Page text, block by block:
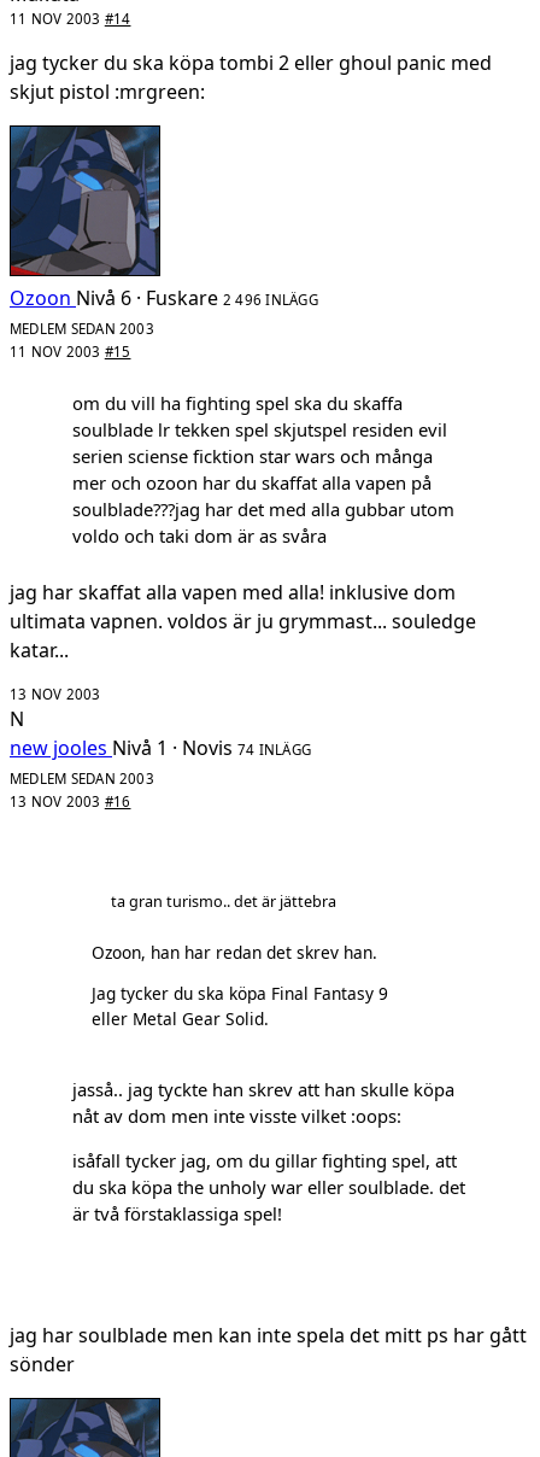
11 NOV 2003 #14
jag tycker du ska köpa tombi 2 eller ghoul panic med
skjut pistol :mrgreen:
Ozoon Nivå 6 · Fuskare 2 496 INLÄGG
MEDLEM SEDAN 2003
11 NOV 2003 #15
om du vill ha fighting spel ska du skaffa
soulblade lr tekken spel skjutspel residen evil
serien sciense ficktion star wars och många
mer och ozoon har du skaffat alla vapen på
soulblade???jag har det med alla gubbar utom
voldo och taki dom är as svåra
jag har skaffat alla vapen med alla! inklusive dom
ultimata vapnen. voldos är ju grymmast... souledge
katar...
13 NOV 2003
N
new jooles Nivå 1 · Novis 74 INLÄGG
MEDLEM SEDAN 2003
13 NOV 2003 #16
ta gran turismo.. det är jättebra
Ozoon, han har redan det skrev han.
Jag tycker du ska köpa Final Fantasy 9
eller Metal Gear Solid.
jasså.. jag tyckte han skrev att han skulle köpa
nåt av dom men inte visste vilket :oops:
isåfall tycker jag, om du gillar fighting spel, att
du ska köpa the unholy war eller soulblade. det
är två förstaklassiga spel!
jag har soulblade men kan inte spela det mitt ps har gått
sönder